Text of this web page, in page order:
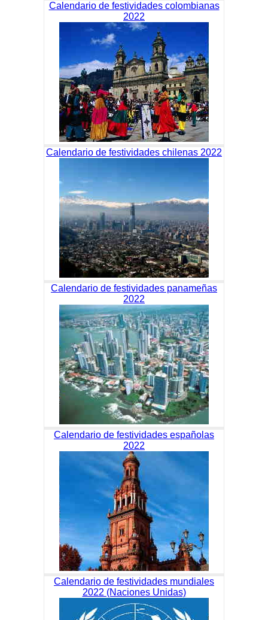
Calendario de festividades colombianas
2022
Calendario de festividades chilenas 2022
Calendario de festividades panameñas
2022
Calendario de festividades españolas
2022
Calendario de festividades mundiales
2022 (Naciones Unidas)